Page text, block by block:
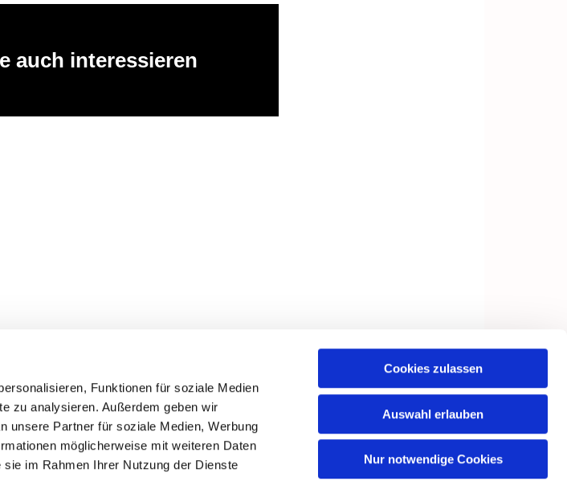
Funktionen für soziale Medien
zu analysieren. Außerdem geben wir
unsere Partner für soziale Medien, Werbung
möglicherweise mit weiteren Daten
im Rahmen Ihrer Nutzung der Dienste
Cookies zulassen
Auswahl erlauben
Nur notwendige Cookies
auch interessieren